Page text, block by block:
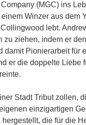
(MGC) ins
Winzer aus dem
Collingwood lebt.
zu ziehen, indem er
damit Pionierarbeit für
er die doppelte Liebe
Stadt Tribut zollen,
einzigartigen
die für die